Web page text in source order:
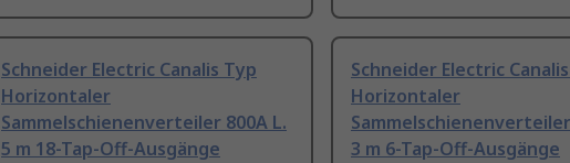
Schneider Electric Canalis Typ
Horizontaler
Sammelschienenverteiler 800A L.
5 m 18-Tap-Off-Ausgänge
Schneider Electric
Horizontaler
3 m 6-Tap-Off-Ausgänge